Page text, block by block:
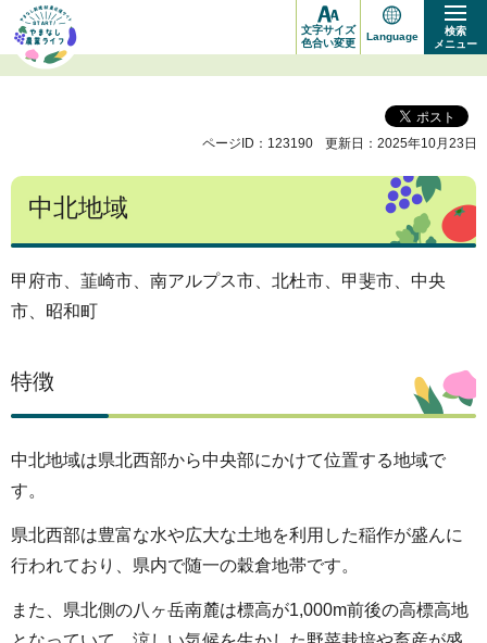
や
ま
な
規
就
農
応
援
イ
ト
START!
や
ま
な
農
文字サイズ
色合い変更
Language
検索
メニュー
ページID：123190 更新日：2025年10月23日
中北地域
甲府市、韮崎市、南アルプス市、北杜市、甲斐市、中央
市、昭和町
特徴
中北地域は県北西部から中央部にかけて位置する地域で
す。
県北西部は豊富な水や広大な土地を利用した稲作が盛んに
行われており、県内で随一の穀倉地帯です。
また、県北側の八ヶ岳南麓は標高が1,000m前後の高標高地